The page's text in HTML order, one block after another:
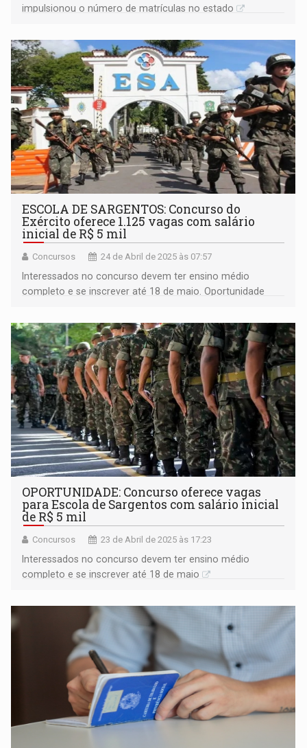
impulsionou o número de matrículas no estado
ESCOLA DE SARGENTOS: Concurso do
Exército oferece 1.125 vagas com salário
inicial de R$ 5 mil
Concursos 24 de Abril de 2025 às 07:57
Interessados no concurso devem ter ensino médio
completo e se inscrever até 18 de maio. Oportunidade
e mulheres
OPORTUNIDADE: Concurso oferece vagas
para Escola de Sargentos com salário inicial
de R$ 5 mil
Concursos 23 de Abril de 2025 às 17:23
Interessados no concurso devem ter ensino médio
completo e se inscrever até 18 de maio